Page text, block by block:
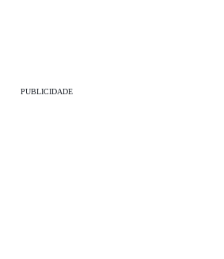
PUBLICIDADE